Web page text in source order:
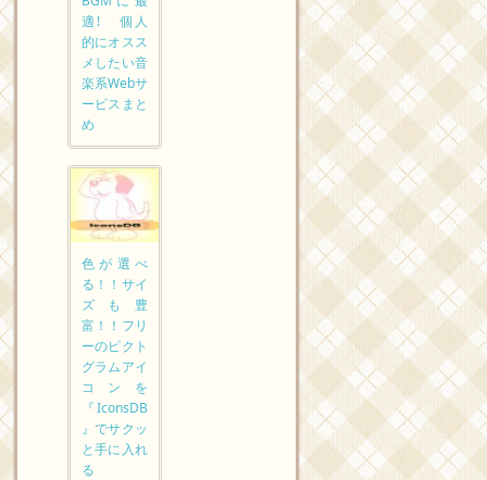
適! 個人
的にオスス
メしたい音
楽系Webサ
ービスまと
め
色が選べ
る！！サイ
ズも豊
富！！フリ
ーのピクト
グラムアイ
コンを
『IconsDB
』でサクッ
と手に入れ
る